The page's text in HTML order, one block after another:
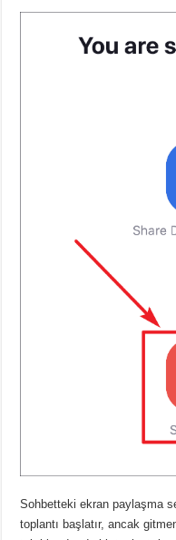
Sohbetteki ekran paylaşma
toplantı başlatır, ancak